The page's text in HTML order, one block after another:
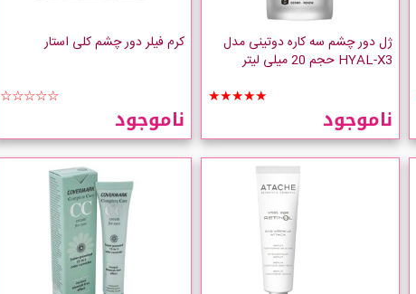
ژل دور چشم سه کاره دوتینی مدل
HYAL-X3 حجم 20 میلی لیتر
★★★★★
ناموجود
کرم فیلر دور چشم کلی استار
☆☆☆☆☆
ناموجود